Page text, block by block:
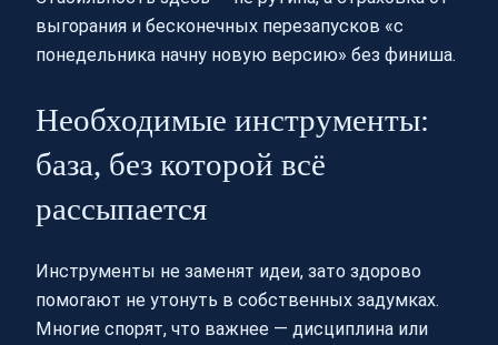
выгорания и бесконечных перезапусков «с
понедельника начну новую версию» без финиша.
Необходимые инструменты:
база, без которой всё
рассыпается
Инструменты не заменят идеи, зато здорово
помогают не утонуть в собственных задумках.
Многие спорят, что важнее — дисциплина или